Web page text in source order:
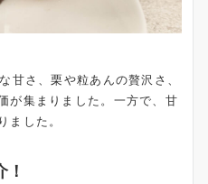
甘さ、栗や粒あんの贅沢さ、
が集まりました。一方で、甘
ました。